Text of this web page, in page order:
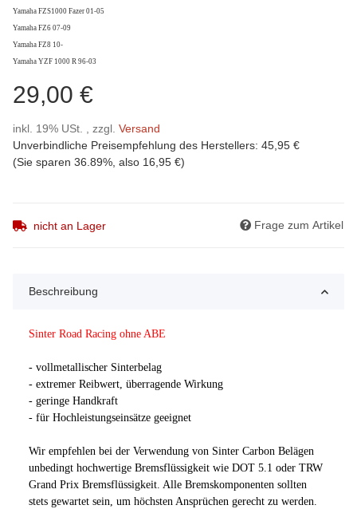
Yamaha FZS1000 Fazer 01-05
Yamaha FZ6 07-09
Yamaha FZ8 10-
Yamaha YZF 1000 R 96-03
29,00 €
inkl. 19% USt. , zzgl. Versand
Unverbindliche Preisempfehlung des Herstellers: 45,95 €
(Sie sparen 36.89% , also 16,95 €)
nicht an Lager Frage zum Artikel
Beschreibung
Sinter Road Racing ohne ABE
- vollmetallischer Sinterbelag
- extremer Reibwert, überragende Wirkung
- geringe Handkraft
- für Hochleistungseinsätze geeignet
Wir empfehlen bei der Verwendung von Sinter Carbon Belägen
unbedingt hochwertige Bremsflüssigkeit wie DOT 5.1 oder TRW
Grand Prix Bremsflüssigkeit. Alle Bremskomponenten sollten
stets gewartet sein, um höchsten Ansprüchen gerecht zu werden.